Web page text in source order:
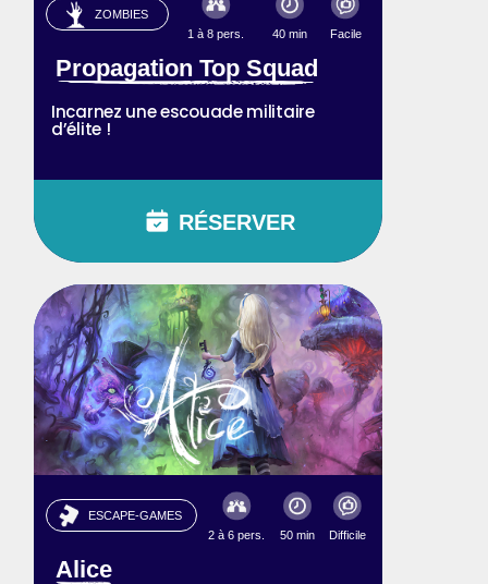
ZOMBIES
1 à 8 pers.
40 min Facile
Propagation Top Squad
Incarnez une escouade militaire
d’élite !
RÉSERVER
ESCAPE-GAMES
2 à 6 pers.
50 min Difficile
Alice